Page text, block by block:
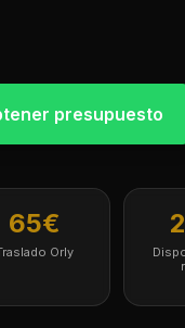
presupuesto
65€
Orly